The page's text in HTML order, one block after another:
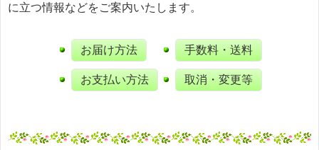
に立つ情報などをご案内いたします。
お届け方法
お支払い方法
手数料・送料
取消・変更等